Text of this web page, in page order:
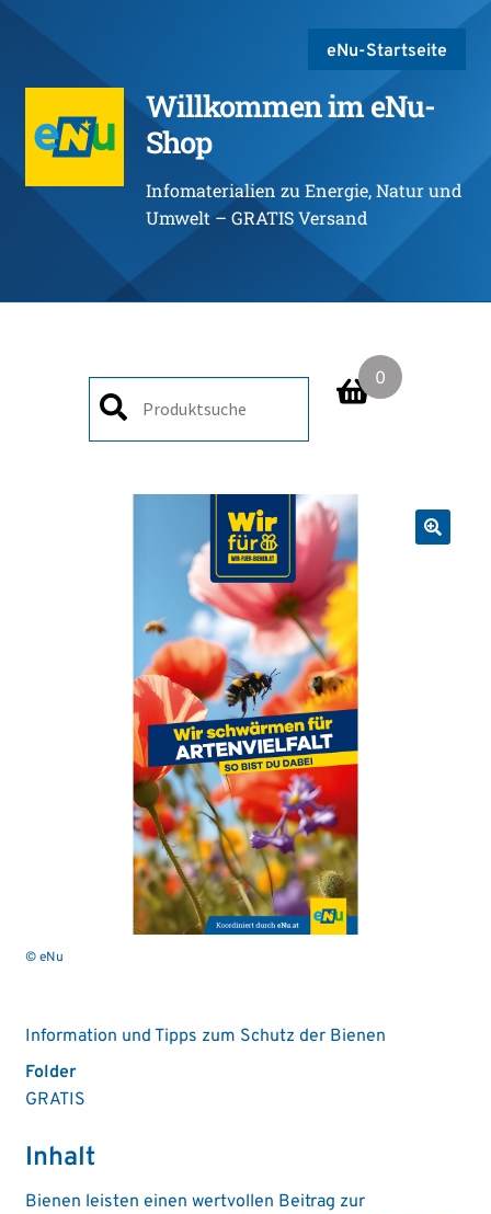
eNu-Startseite
Willkommen im eNu-
Shop
Infomaterialien zu Energie, Natur und
Umwelt – GRATIS Versand
0
© eNu
Information und Tipps zum Schutz der Bienen
Folder
GRATIS
Inhalt
Bienen leisten einen wertvollen Beitrag zur